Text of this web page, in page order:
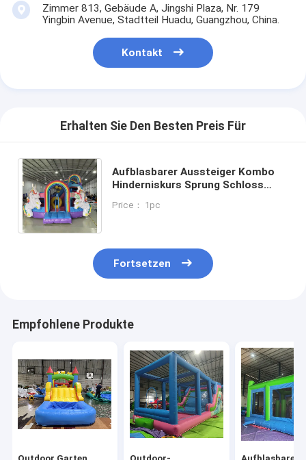
Zimmer 813, Gebäude A, Jingshi Plaza, Nr. 179
Yingbin Avenue, Stadtteil Huadu, Guangzhou, China.
Kontakt
Erhalten Sie Den Besten Preis Für
Aufblasbarer Aussteiger Kombo
Hinderniskurs Sprung Schloss
Klettern Hindernis Bläser
Price： 1pc
Fortsetzen
Empfohlene Produkte